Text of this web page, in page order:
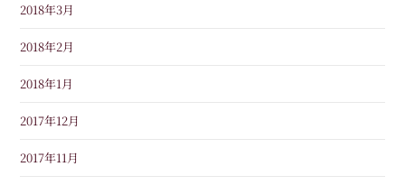
2018年3月
2018年2月
2018年1月
2017年12月
2017年11月